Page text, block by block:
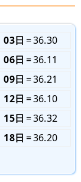
03日
36.30
06日
36.11
09日
36.21
12日
36.10
15日
36.32
18日
36.20